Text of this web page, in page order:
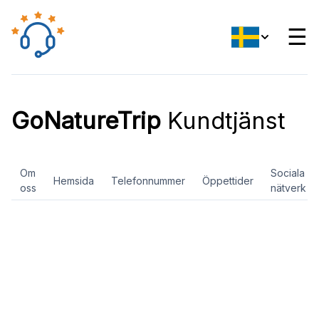
☰
GoNatureTrip Kundtjänst
Om
oss
Hemsida Telefonnummer Öppettider
Sociala
nätverk